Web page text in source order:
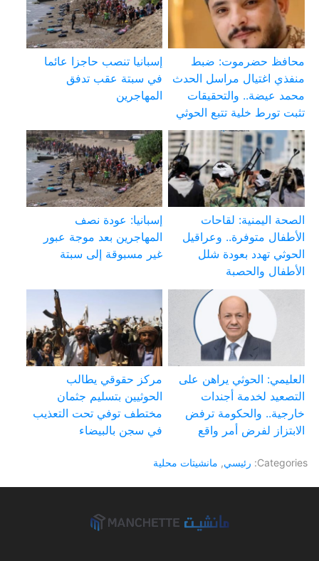
محافظ حضرموت: ضبط
منفذي اغتيال مراسل الحدث
محمد عيضة.. والتحقيقات
تثبت تورط خلية تتبع الحوثي
إسبانيا تنصب حاجزا عائما
في سبتة عقب تدفق
المهاجرين
الصحة اليمنية: لقاحات
الأطفال متوفرة.. وعراقيل
الحوثي تهدد بعودة شلل
الأطفال والحصبة
إسبانيا: عودة نصف
المهاجرين بعد موجة عبور
غير مسبوقة إلى سبتة
العليمي: الحوثي يراهن على
التصعيد لخدمة أجندات
خارجية.. والحكومة ترفض
الابتزاز لفرض أمر واقع
مركز حقوقي يطالب
الحوثيين بتسليم جثمان
مختطف توفي تحت التعذيب
في سجن بالبيضاء
Categories: رئيسي, مانشيتات محلية